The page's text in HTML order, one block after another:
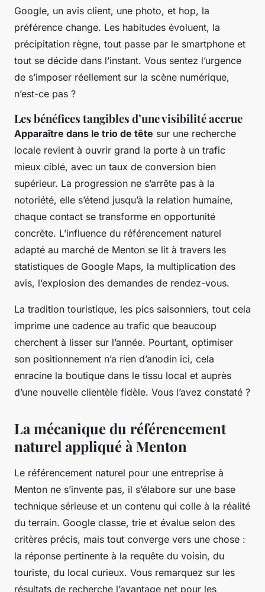
Google, un avis client, une photo, et hop, la
préférence change. Les habitudes évoluent, la
précipitation règne, tout passe par le smartphone et
tout se décide dans l’instant. Vous sentez l’urgence
de s’imposer réellement sur la scène numérique,
n’est-ce pas ?
Les bénéfices tangibles d’une visibilité accrue
Apparaître dans le trio de tête sur une recherche
locale revient à ouvrir grand la porte à un trafic
mieux ciblé, avec un taux de conversion bien
supérieur. La progression ne s’arrête pas à la
notoriété, elle s’étend jusqu’à la relation humaine,
chaque contact se transforme en opportunité
concrète. L’influence du référencement naturel
adapté au marché de Menton se lit à travers les
statistiques de Google Maps, la multiplication des
avis, l’explosion des demandes de rendez-vous.
La tradition touristique, les pics saisonniers, tout cela
imprime une cadence au trafic que beaucoup
cherchent à lisser sur l’année. Pourtant, optimiser
son positionnement n’a rien d’anodin ici, cela
enracine la boutique dans le tissu local et auprès
d’une nouvelle clientèle fidèle. Vous l’avez constaté ?
La mécanique du référencement
naturel appliqué à Menton
Le référencement naturel pour une entreprise à
Menton ne s’invente pas, il s’élabore sur une base
technique sérieuse et un contenu qui colle à la réalité
du terrain. Google classe, trie et évalue selon des
critères précis, mais tout converge vers une chose :
la réponse pertinente à la requête du voisin, du
touriste, du local curieux. Vous remarquez sur les
résultats de recherche l’avantage net pour les